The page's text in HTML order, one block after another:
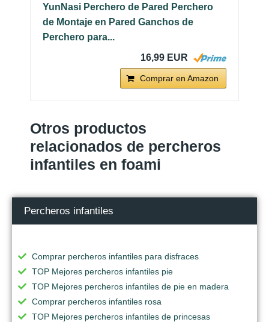
YunNasi Perchero de Pared Perchero
de Montaje en Pared Ganchos de
Perchero para...
16,99 EUR
Comprar en Amazon
Otros productos
relacionados de percheros
infantiles en foami
Percheros infantiles
Comprar percheros infantiles para disfraces
TOP Mejores percheros infantiles pie
TOP Mejores percheros infantiles de pie en madera
Comprar percheros infantiles rosa
TOP Mejores percheros infantiles de princesas